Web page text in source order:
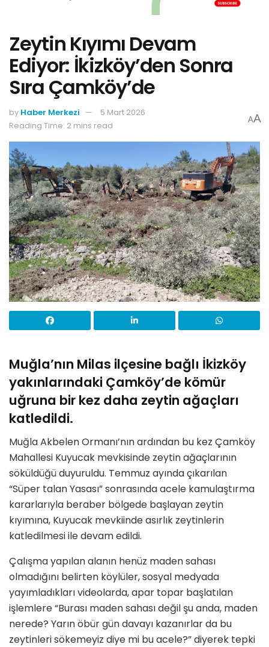
Zeytin Kıyımı Devam
Ediyor: İkizköy’den Sonra
Sıra Çamköy’de
by Haber Merkezi
5 Mart 2026
Reading Time: 2 mins read
AA
Muğla’nın Milas ilçesine bağlı İkizköy
yakınlarındaki Çamköy’de kömür
uğruna bir kez daha zeytin ağaçları
katledildi.
Muğla Akbelen Ormanı’nın ardından bu kez Çamköy
Mahallesi Kuyucak mevkisinde zeytin ağaçlarının
söküldüğü duyuruldu. Temmuz ayında çıkarılan
“Süper talan Yasası” sonrasında acele kamulaştırma
kararlarıyla beraber bölgede başlayan zeytin
kıyımına, Kuyucak mevkiinde asırlık zeytinlerin
katledilmesi ile devam edildi.
Çalışma yapılan alanın henüz maden sahası
olmadığını belirten köylüler, sosyal medyada
yayımladıkları videolarda, apar topar başlatılan
işlemlere “Burası maden sahası değil şu anda, maden
nerede? Yarın öbür gün davayı kazanırlar da bu
zeytinleri sökemeyiz diye mi bu acele?” diyerek tepki